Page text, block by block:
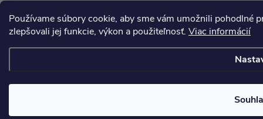
Používame súbory cookie, aby sme vám umožnili pohodlné
zlepšovali jej funkcie, výkon a použiteľnosť. Viac informácií